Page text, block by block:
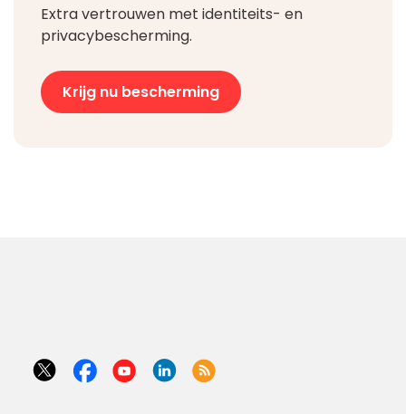
Extra vertrouwen met identiteits- en
privacybescherming.
Krijg nu bescherming